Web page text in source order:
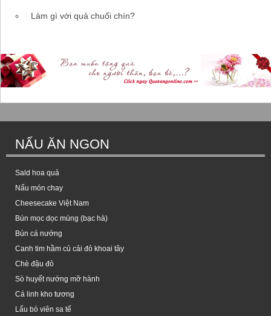
Làm gì với quả chuối chín?
NẤU ĂN NGON
Sald hoa quả
Nấu món chay
Cheesecake Việt Nam
Bún mọc dọc mùng (bạc hà)
Bún cá nướng
Canh tim hầm củ cải đỏ khoai tây
Chè đậu đỏ
Sò huyết nướng mỡ hành
Cá linh kho tương
Lẩu bò viên sa tế